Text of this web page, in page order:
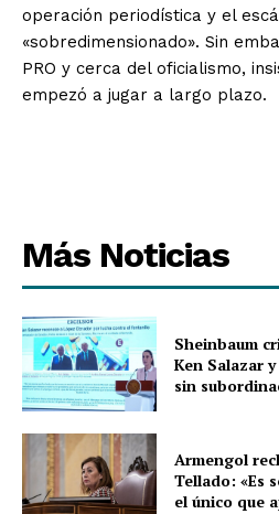
operación periodística y el
«sobredimensionado». Sin
PRO y cerca del oficialismo,
empezó a jugar a largo plazo.
Más Noticias
Sheinbaum
Ken Salazar
sin
Armengol
Tellado: «Es
el único que